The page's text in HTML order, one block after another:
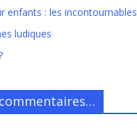
enfants : les incontournables
ludiques